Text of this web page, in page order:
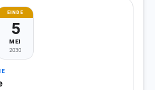
EINDE
5
MEI
2030